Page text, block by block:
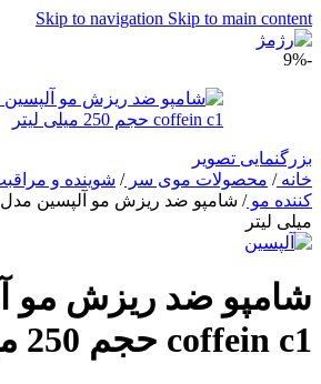
Skip to navigation Skip to main content
-9%
بزرگنمایی تصویر
خانه/ محصولات موی سر/ شوینده و
کننده مو/
میلی لیتر
شامپو ضد ریزش مو
coffein c1 حجم 250 میلی لیتر